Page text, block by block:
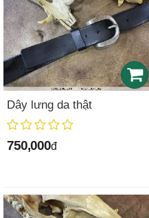
Dây lưng da thật
750,000đ